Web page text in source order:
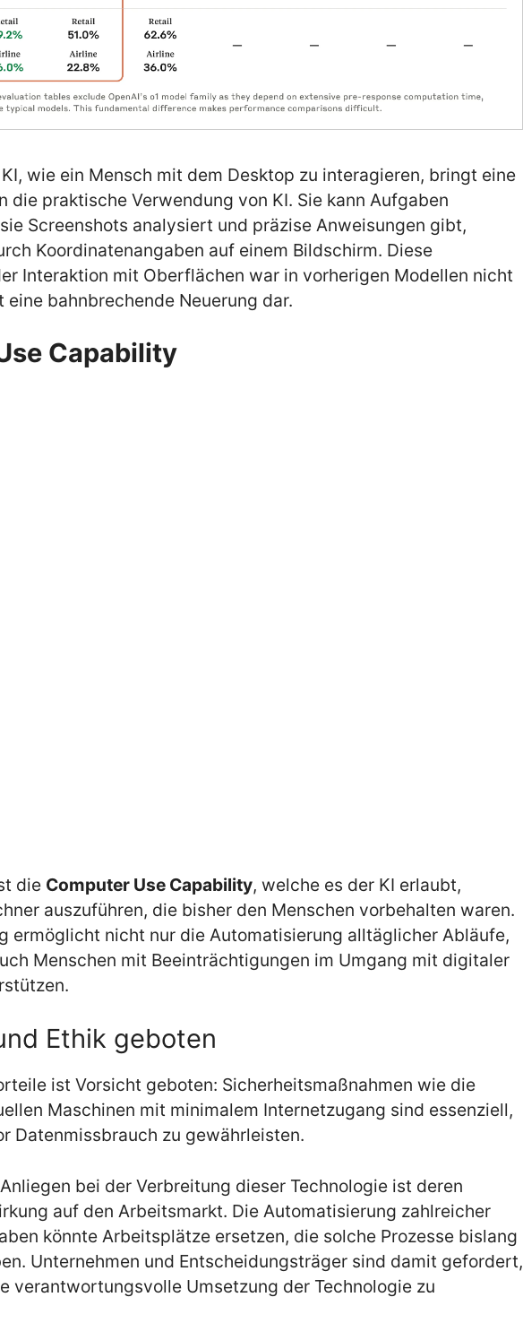
wie ein Mensch mit dem Desktop zu interagieren, bringt eine
die praktische Verwendung von KI. Sie kann Aufgaben
Screenshots analysiert und präzise Anweisungen gibt,
Koordinatenangaben auf einem Bildschirm. Diese
Interaktion mit Oberflächen war in vorherigen Modellen nicht
bahnbrechende Neuerung dar.
Capability
die Computer Use Capability, welche es der KI erlaubt,
auszuführen, die bisher den Menschen vorbehalten waren.
ermöglicht nicht nur die Automatisierung alltäglicher Abläufe,
Menschen mit Beeinträchtigungen im Umgang mit digitaler
Ethik geboten
ist Vorsicht geboten: Sicherheitsmaßnahmen wie die
Maschinen mit minimalem Internetzugang sind essenziell,
Datenmissbrauch zu gewährleisten.
bei der Verbreitung dieser Technologie ist deren
auf den Arbeitsmarkt. Die Automatisierung zahlreicher
könnte Arbeitsplätze ersetzen, die solche Prozesse bislang
Unternehmen und Entscheidungsträger sind damit gefordert,
verantwortungsvolle Umsetzung der Technologie zu